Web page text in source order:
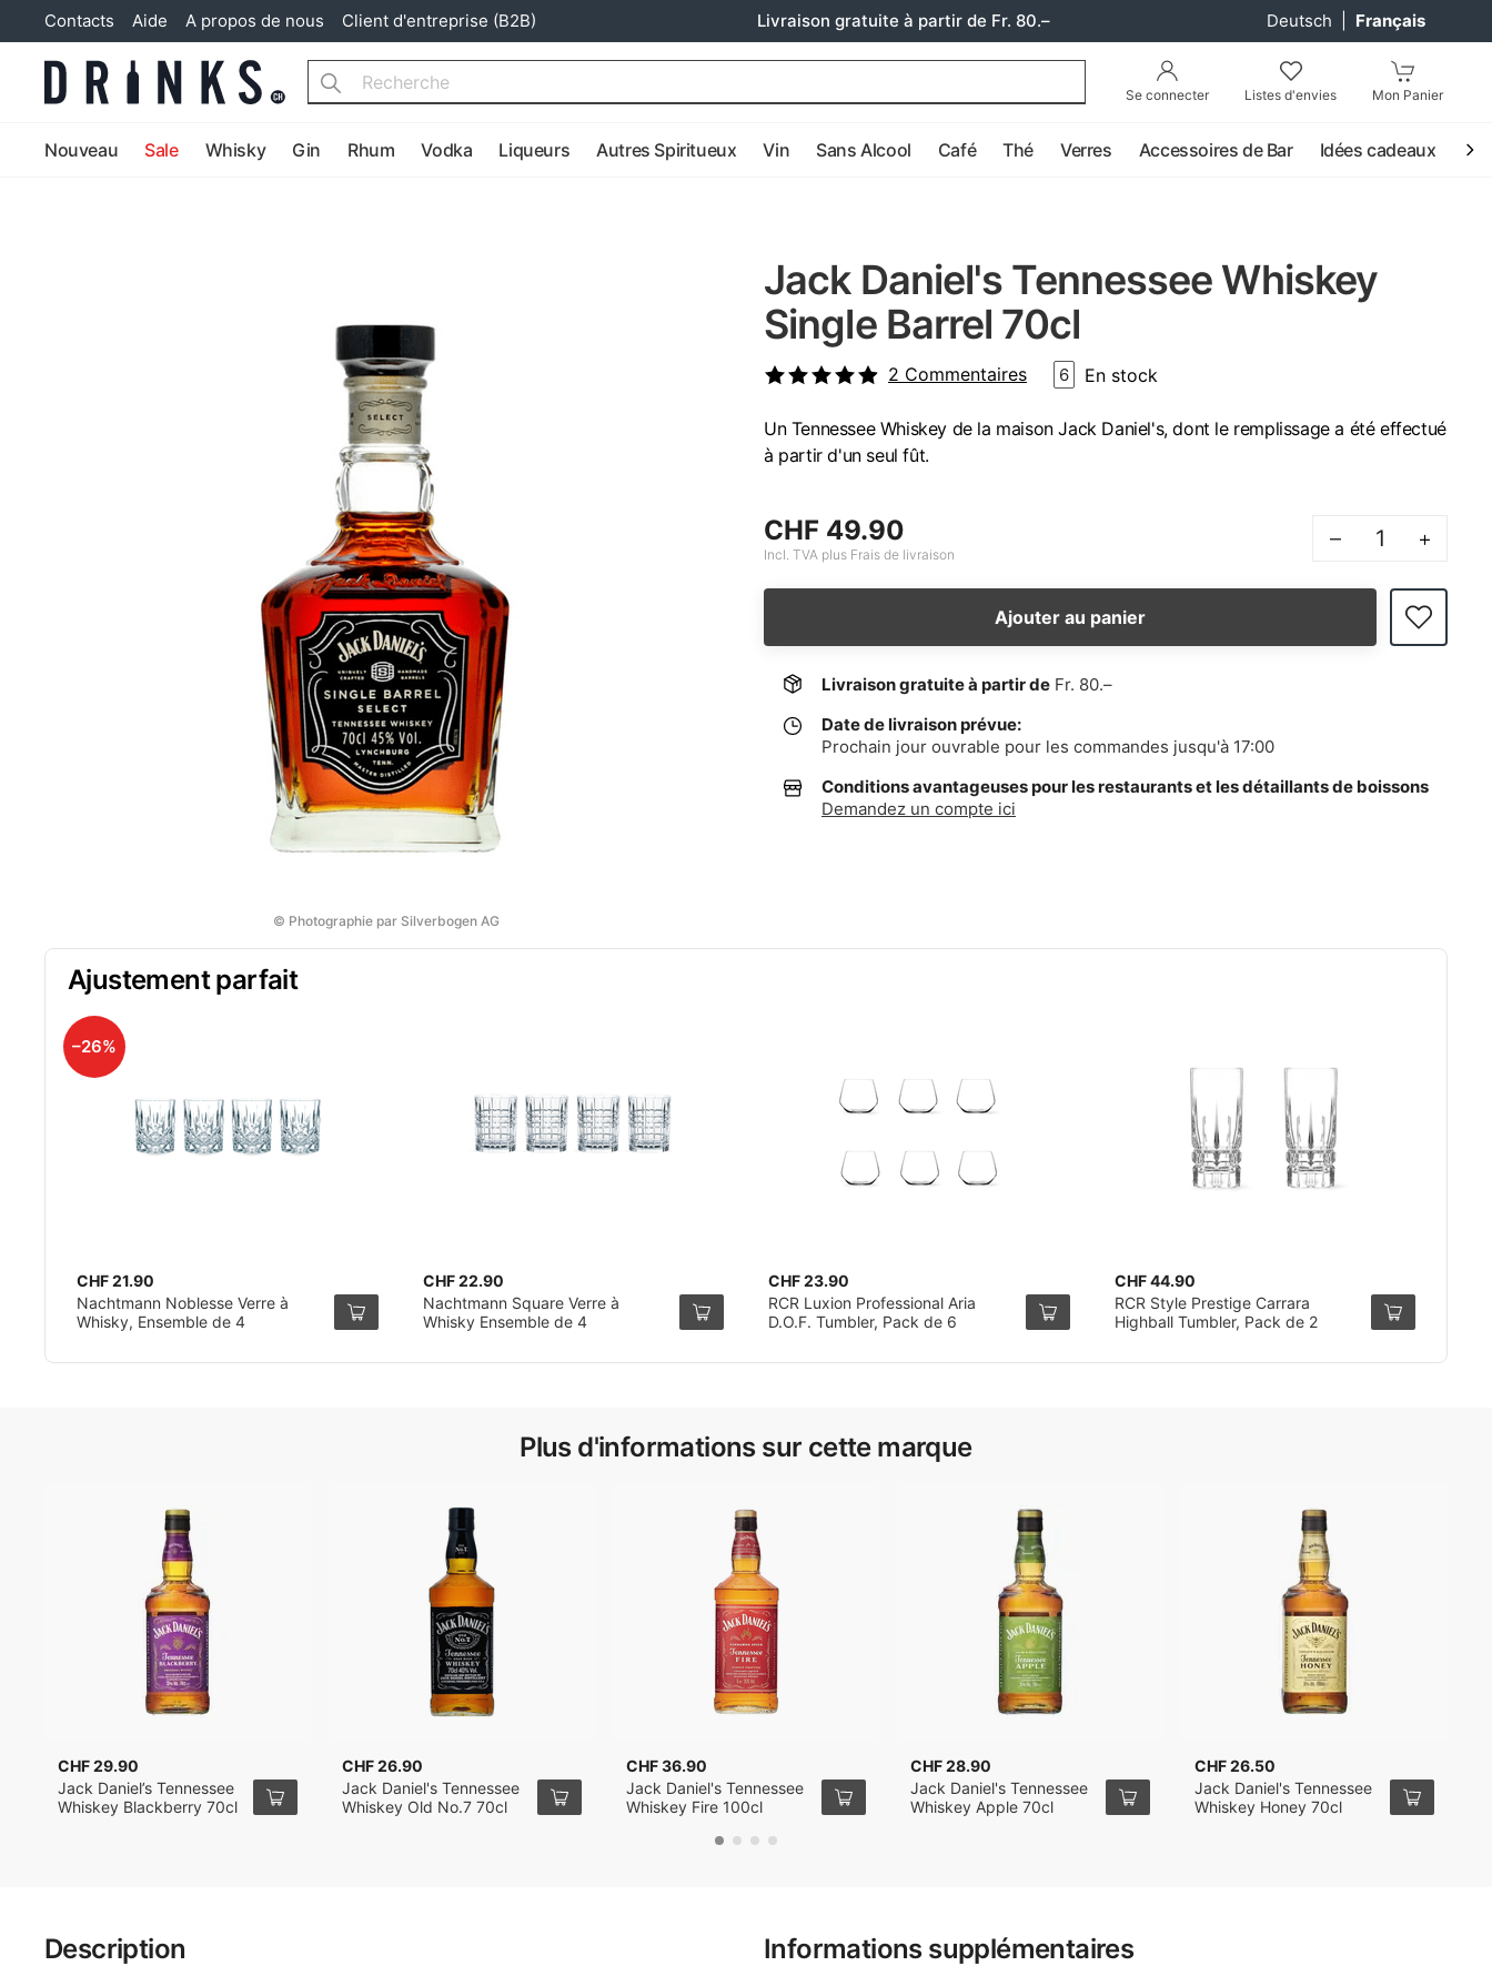
Contacts Aide A propos de nous Client d'entreprise (B2B) Livraison gratuite à partir de Fr. 80.– Deutsch Français
Se connecter Listes d'envies Mon Panier
Search
Nouveau Sale Whisky Gin Rhum Vodka Liqueurs Autres Spiritueux Vin Sans Alcool Café Thé Verres Accessoires de Bar Idées cadeaux
© Photographie par Silverbogen AG
Jack Daniel's Tennessee Whiskey
Single Barrel 70cl
2 Commentaires 6 En stock
Un Tennessee Whiskey de la maison Jack Daniel's, dont le remplissage a été effectué
à partir d'un seul fût.
CHF 49.90
Incl. TVA plus Frais de livraison
– +
Ajouter au panier
Livraison gratuite à partir de Fr. 80.–
Date de livraison prévue:
Prochain jour ouvrable pour les commandes jusqu'à 17:00
Conditions avantageuses pour les restaurants et les détaillants de boissons
Demandez un compte ici
Ajustement parfait
–26%
CHF 21.90
Nachtmann Noblesse Verre à
Whisky, Ensemble de 4
CHF 22.90
Nachtmann Square Verre à
Whisky Ensemble de 4
CHF 23.90
RCR Luxion Professional Aria
D.O.F. Tumbler, Pack de 6
CHF 44.90
RCR Style Prestige Carrara
Highball Tumbler, Pack de 2
Description Informations supplémentaires
Plus d'informations sur cette marque
CHF 29.90
Jack Daniel’s Tennessee
Whiskey Blackberry 70cl
CHF 26.90
Jack Daniel's Tennessee
Whiskey Old No.7 70cl
CHF 36.90
Jack Daniel's Tennessee
Whiskey Fire 100cl
CHF 28.90
Jack Daniel's Tennessee
Whiskey Apple 70cl
CHF 26.50
Jack Daniel's Tennessee
Whiskey Honey 70cl